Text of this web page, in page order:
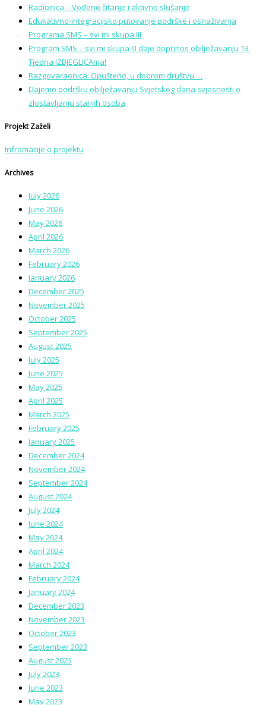
Radionica – Vođeno čitanje i aktivno slušanje
Edukativno-integracijsko putovanje podrške i osnaživanja
Programa SMS – svi mi skupa III
Program SMS – svi mi skupa III daje doprinos obilježavanju 13.
Tjedna IZBJEGLICAma!
Razgovaraonica: Opušteno, u dobrom društvu …
Dajemo podršku obilježavanju Svjetskog dana svjesnosti o
zlostavljanju starijih osoba
Projekt Zaželi
Infromacije o projektu
Archives
July 2026
June 2026
May 2026
April 2026
March 2026
February 2026
January 2026
December 2025
November 2025
October 2025
September 2025
August 2025
July 2025
June 2025
May 2025
April 2025
March 2025
February 2025
January 2025
December 2024
November 2024
September 2024
August 2024
July 2024
June 2024
May 2024
April 2024
March 2024
February 2024
January 2024
December 2023
November 2023
October 2023
September 2023
August 2023
July 2023
June 2023
May 2023